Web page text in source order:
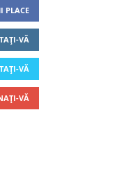
PLACE
VĂ
VĂ
VĂ